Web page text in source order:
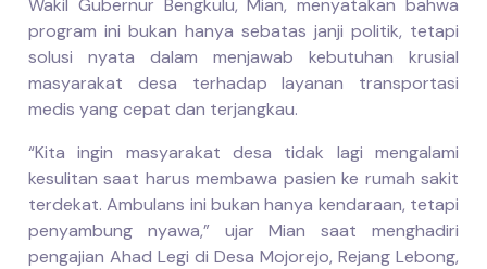
Wakil Gubernur Bengkulu, Mian, menyatakan bahwa
program ini bukan hanya sebatas janji politik, tetapi
solusi nyata dalam menjawab kebutuhan krusial
masyarakat desa terhadap layanan transportasi
medis yang cepat dan terjangkau.
“Kita ingin masyarakat desa tidak lagi mengalami
kesulitan saat harus membawa pasien ke rumah sakit
terdekat. Ambulans ini bukan hanya kendaraan, tetapi
penyambung nyawa,” ujar Mian saat menghadiri
pengajian Ahad Legi di Desa Mojorejo, Rejang Lebong,